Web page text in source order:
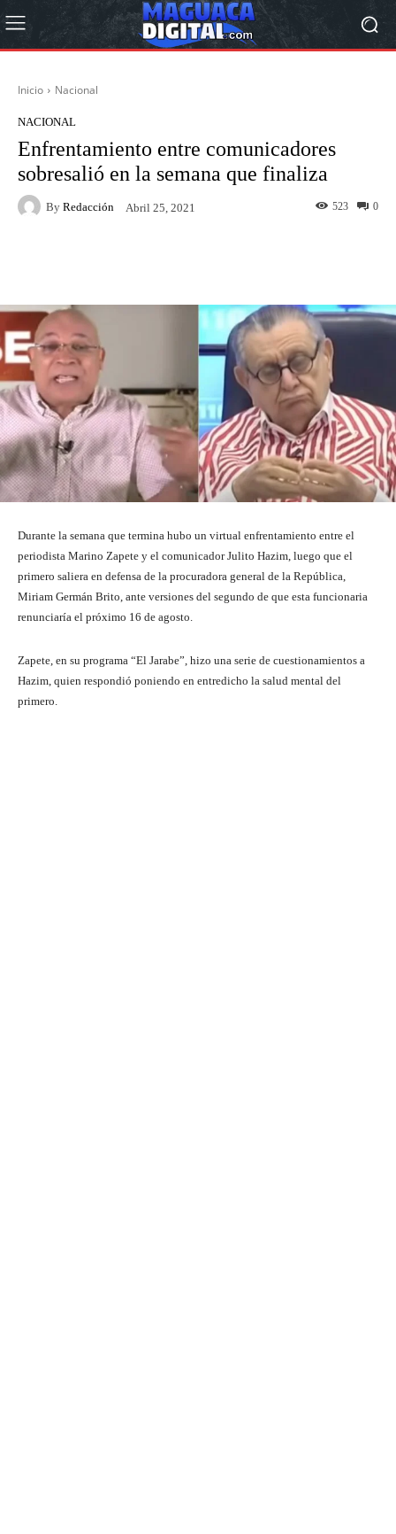
Inicio Nacional
NACIONAL
Enfrentamiento entre comunicadores
sobresalió en la semana que finaliza
By Redacción Abril 25, 2021 0
523
Durante la semana que termina hubo un virtual enfrentamiento entre el
periodista Marino Zapete y el comunicador Julito Hazim, luego que el
primero saliera en defensa de la procuradora general de la República,
Miriam Germán Brito, ante versiones del segundo de que esta funcionaria
renunciaría el próximo 16 de agosto.
Zapete, en su programa “El Jarabe”, hizo una serie de cuestionamientos a
Hazim, quien respondió poniendo en entredicho la salud mental del
primero.